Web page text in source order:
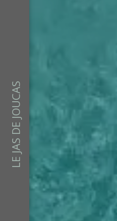
LE JAS DE JOUCAS